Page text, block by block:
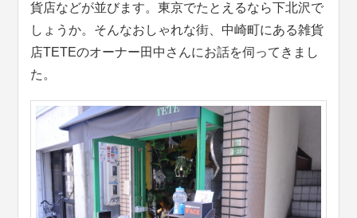
貨店などが並びます。東京でたとえるなら下北沢で
しょうか。そんなおしゃれな街、中崎町にある雑貨
店TETEのオーナー田中さんにお話を伺ってきまし
た。